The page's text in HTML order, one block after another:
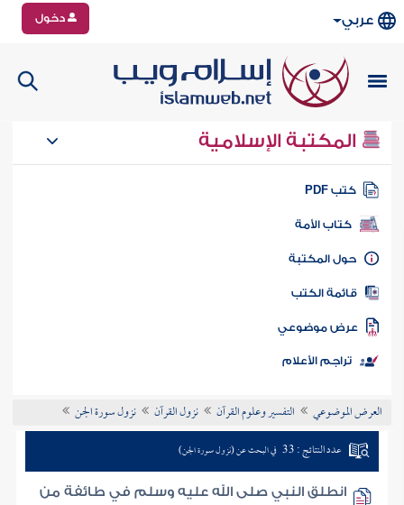
عربي دخول
المكتبة الإسلامية
كتب PDF
كتاب الأمة
المكتبة
الكتب
موضوعي
تراجم الأعلام
العرض الموضوعي التفسير وعلوم القرآن نزول القرآن نزول سورة الجن
عدد النتائج : 33 في البحث عن (نزول سورة الجن)
انطلق النبي صلى الله عليه وسلم في طائفة من